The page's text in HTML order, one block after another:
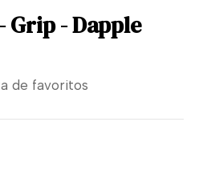
Grip - Dapple
de favoritos